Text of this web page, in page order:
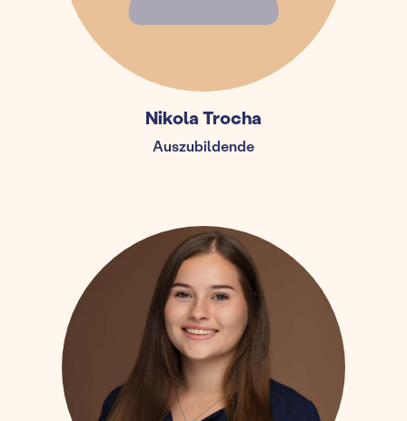
Nikola Trocha
Auszubildende